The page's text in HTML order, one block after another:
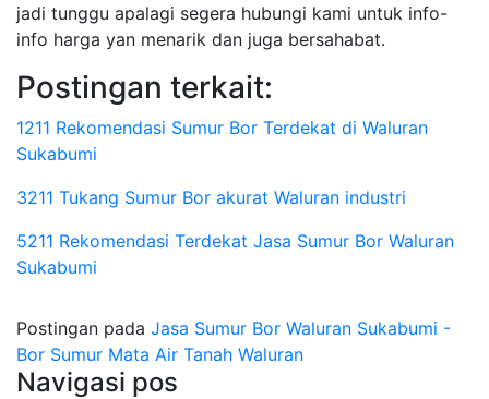
jadi tunggu apalagi segera hubungi kami untuk info-
info harga yan menarik dan juga bersahabat.
Postingan terkait:
1211 Rekomendasi Sumur Bor Terdekat di Waluran
Sukabumi
3211 Tukang Sumur Bor akurat Waluran industri
5211 Rekomendasi Terdekat Jasa Sumur Bor Waluran
Sukabumi
Postingan pada Jasa Sumur Bor Waluran Sukabumi -
Bor Sumur Mata Air Tanah Waluran
Navigasi pos